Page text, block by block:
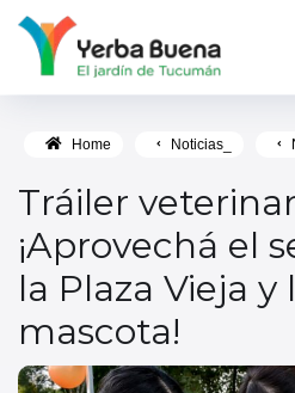
Home Noticias_
Tráiler
¡Aprovechá el
la Plaza Vieja y
mascota!